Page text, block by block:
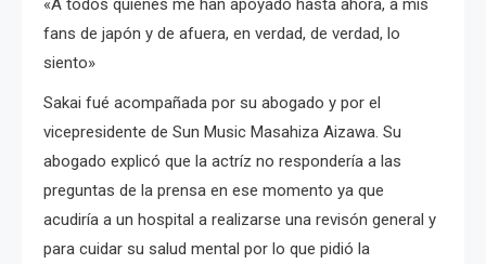
«A todos quienes me han apoyado hasta ahora, a mis
fans de japón y de afuera, en verdad, de verdad, lo
siento»
Sakai fué acompañada por su abogado y por el
vicepresidente de Sun Music Masahiza Aizawa. Su
abogado explicó que la actríz no respondería a las
preguntas de la prensa en ese momento ya que
acudiría a un hospital a realizarse una revisón general y
para cuidar su salud mental por lo que pidió la